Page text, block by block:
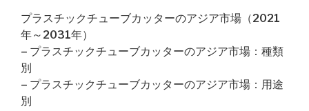
プラスチックチューブカッターのアジア市場（2021
年～2031年）
– プラスチックチューブカッターのアジア市場：種類
別
– プラスチックチューブカッターのアジア市場：用途
別